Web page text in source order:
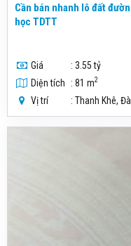
Cần bán nhanh lô đất đường Dũng
học TDTT
Giá
: 3.55 tỷ
Diện tích
: 81 m2
Vị trí : Thanh Khê,